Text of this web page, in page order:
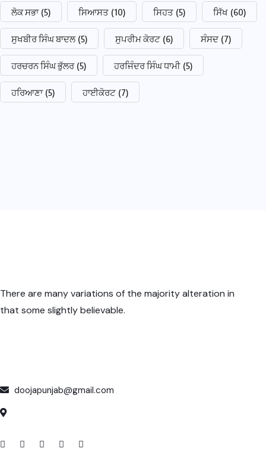
ਲੋਕ ਸਭਾ (5) ਸਿਆਸਤ (10) ਸਿਹਤ (5) ਸਿੱਖ (60)
ਸੁਖਬੀਰ ਸਿੰਘ ਬਾਦਲ (5) ਸੁਪਰੀਮ ਕੋਰਟ (6) ਸੰਸਦ (7)
ਹਰਚਰਨ ਸਿੰਘ ਭੁੱਲਰ (5) ਹਰਜਿੰਦਰ ਸਿੰਘ ਧਾਮੀ (5)
ਹਰਿਆਣਾ (5) ਹਾਈਕੋਰਟ (7)
There are many variations of the majority alteration in
that some slightly believable.
doojapunjab@gmail.com